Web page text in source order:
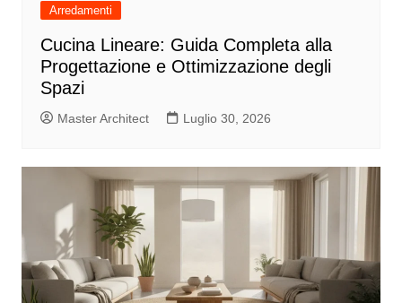
Arredamenti
Cucina Lineare: Guida Completa alla
Progettazione e Ottimizzazione degli
Spazi
Master Architect Luglio 30, 2026